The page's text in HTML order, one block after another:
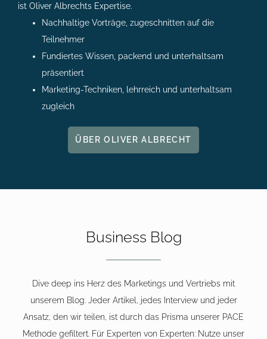
ist Oliver Albrechts Expertise.
Nachhaltige Vorträge, zugeschnitten auf die
Teilnehmer
Fundiertes Wissen, packend und unterhaltsam
präsentiert
Marketing-Techniken, lehrreich und unterhaltsam
zugleich
ÜBER OLIVER ALBRECHT
Business Blog
Dive deep ins Herz des Marketings und Vertriebs mit
unserem Blog. Jeder Artikel, jedes Interview und jeder
Ansatz, den wir teilen, ist durch das Prisma unserer PACE
Methode gefiltert. Für Experten von Experten: Nutze unser